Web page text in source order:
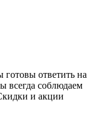
ответить на
всегда соблюдаем
и акции